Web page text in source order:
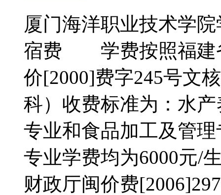
厦门海洋职业技术学
宿费 学费按照福建
价[2000]费字245号文
科）收费标准为：水
专业和食品加工及管
专业学费均为6000元/
财政厅闽价费